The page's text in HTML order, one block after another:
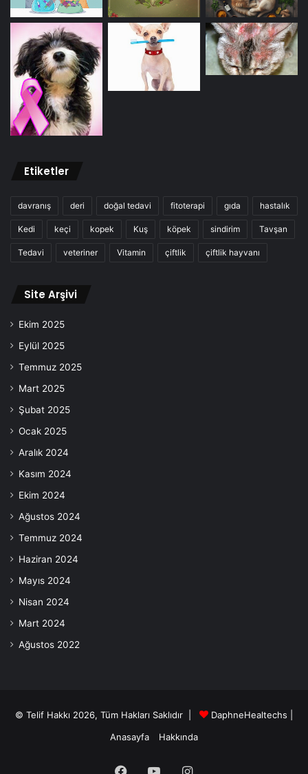
Etiketler
davranış deri doğal tedavi fitoterapi gıda hastalık
Kedi keçi kopek Kuş köpek sindirim Tavşan
Tedavi veteriner Vitamin çiftlik çiftlik hayvanı
Site Arşivi
Ekim 2025
Eylül 2025
Temmuz 2025
Mart 2025
Şubat 2025
Ocak 2025
Aralık 2024
Kasım 2024
Ekim 2024
Ağustos 2024
Temmuz 2024
Haziran 2024
Mayıs 2024
Nisan 2024
Mart 2024
Ağustos 2022
© Telif Hakkı 2026, Tüm Hakları Saklıdır | DaphneHealtechs
Anasayfa
Hakkında